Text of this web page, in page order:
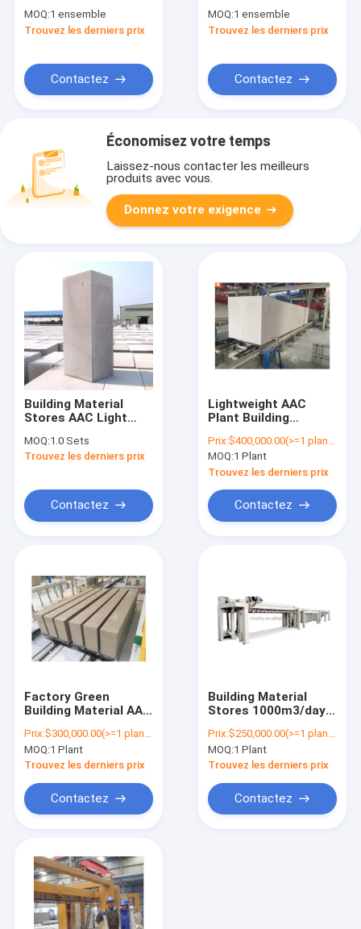
Produits
A propos de nous
ciment de machine
de fabrication de
MOQ:1 ensemble
Trouvez les derniers prix
Contactez
machine de blocage
concret
MOQ:1 ensemble
Trouvez les derniers prix
Contactez
Économisez votre temps
Laissez-nous contacter les meilleurs
produits avec vous.
Donnez votre exigence
Building Material
Stores AAC Light
Block Making
Machine 50000 -
MOQ:1.0 Sets
Trouvez les derniers prix
Contactez
Lightweight AAC
Plant Building
Machine Production
Line Equipment
Autoclaved Aerated
Concrete Block Plant
Prix:$400,000.00(>=1 plants)
MOQ:1 Plant
Trouvez les derniers prix
Contactez
Factory Green
Building Material AAC
Manufacturers and
Suppliers Making
Machinery
Machine Light Brick
Plant
Prix:$300,000.00(>=1 plants)
MOQ:1 Plant
Trouvez les derniers prix
Contactez
Building Material
Stores 1000m3/day
Panel Plant Factory
Supplier Automatic
Block Sand Lime AAC
in Uzbekistan
Prix:$250,000.00(>=1 plants)
MOQ:1 Plant
Trouvez les derniers prix
Contactez